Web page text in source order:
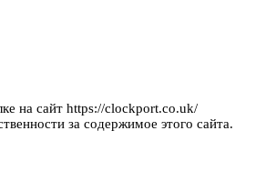
на сайт https://clockport.co.uk/
за содержимое этого сайта.